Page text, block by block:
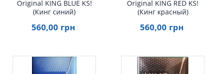
Original KING BLUE KS!
(Кинг синий)
560,00 грн
Original KING RED KS!
(Кинг красный)
560,00 грн